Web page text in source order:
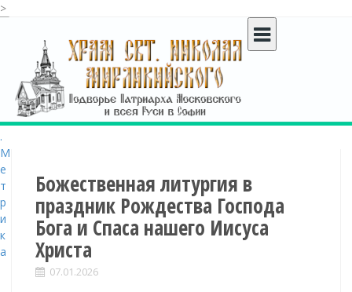
>
c
o
n
t
e
n
t
Божественная литургия в
праздник Рождества Господа
Бога и Спаса нашего Иисуса
Христа
07.01.2026